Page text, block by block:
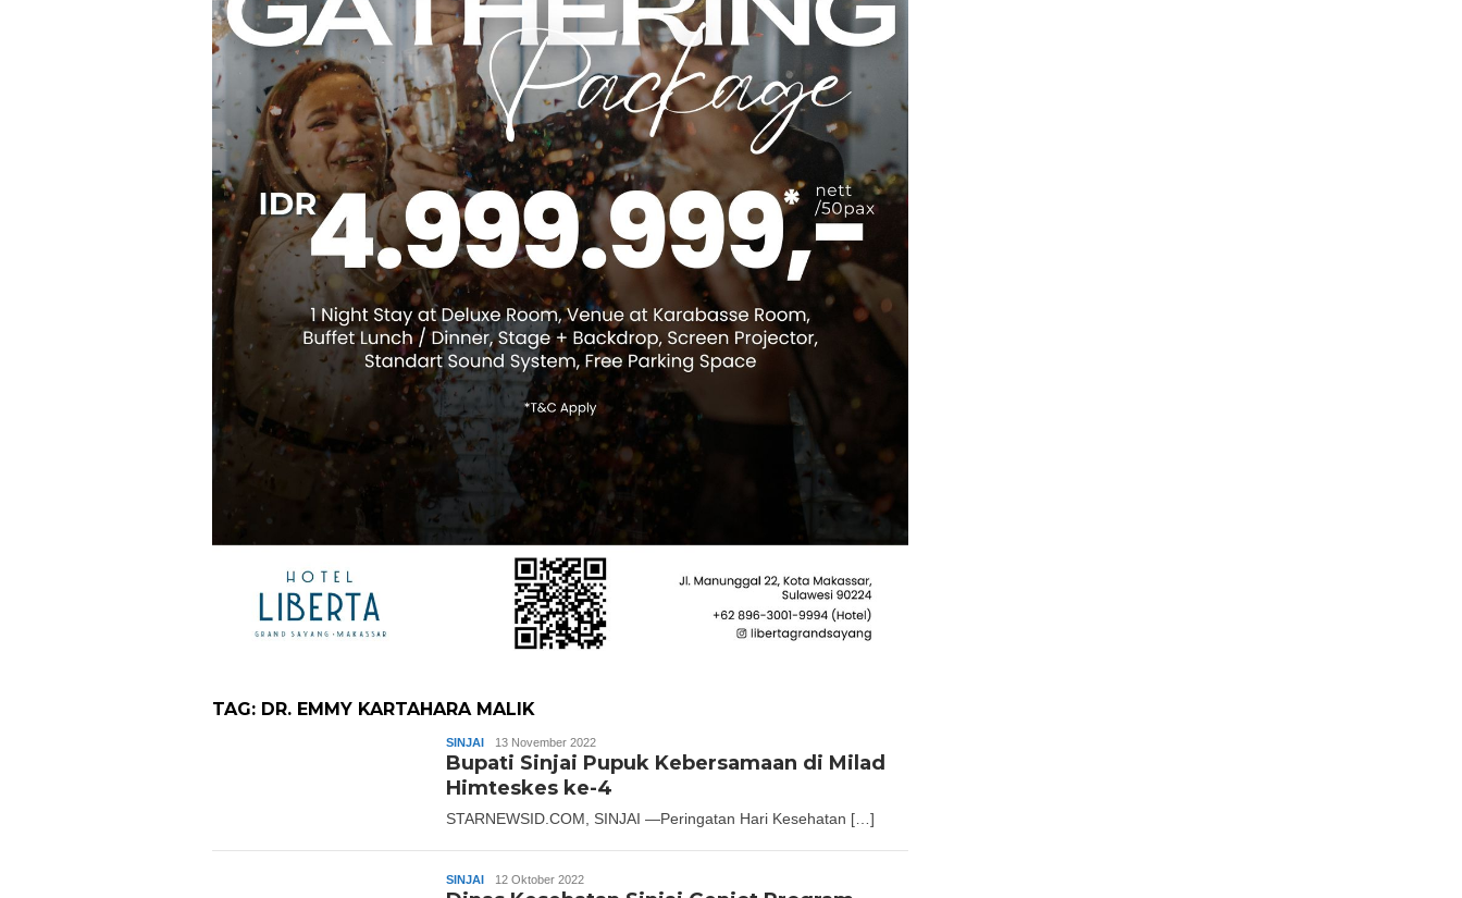
TAG: DR. EMMY KARTAHARA MALIK
SINJAI Slamet
Riady
13 November 2022
Bupati Sinjai Pupuk Kebersamaan di Milad
Himteskes ke-4
STARNEWSID.COM, SINJAI —Peringatan Hari Kesehatan […]
SINJAI Slamet
12 Oktober 2022